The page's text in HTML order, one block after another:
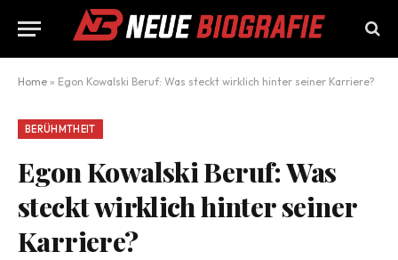
Home » Egon Kowalski Beruf: Was steckt wirklich hinter seiner Karriere?
BERÜHMTHEIT
Egon Kowalski Beruf: Was
steckt wirklich hinter seiner
Karriere?